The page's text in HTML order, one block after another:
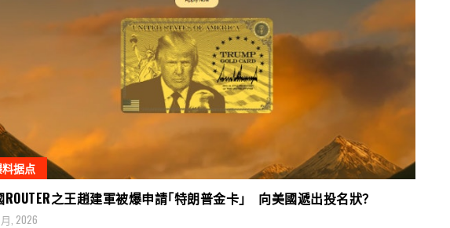
据点
ROUTER之王趙建軍被爆申請｢特朗普金卡｣ 向美國遞出投名狀？
, 2026